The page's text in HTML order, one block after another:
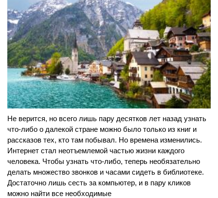
Не верится, но всего лишь пару десятков лет назад узнать
что-либо о далекой стране можно было только из книг и
рассказов тех, кто там побывал. Но времена изменились.
Интернет стал неотъемлемой частью жизни каждого
человека. Чтобы узнать что-либо, теперь необязательно
делать множество звонков и часами сидеть в библиотеке.
Достаточно лишь сесть за компьютер, и в пару кликов
можно найти все необходимые